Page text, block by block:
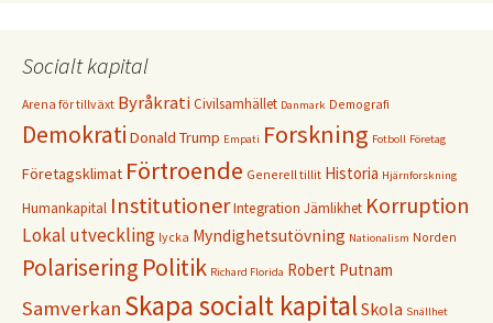
Socialt kapital
Arena för tillväxt ByråkratiCivilsamhället Danmark Demografi
Demokrati Donald Trump Empati Forskning Fotboll Företag
Företagsklimat Förtroende Generell tillit Historia Hjärnforskning
Humankapital InstitutionerIntegration Jämlikhet Korruption
Lokal utveckling lycka Myndighetsutövning Nationalism Norden
Polarisering Politik Richard Florida Robert Putnam
Samverkan Skapa socialt kapitalSkola Snällhet